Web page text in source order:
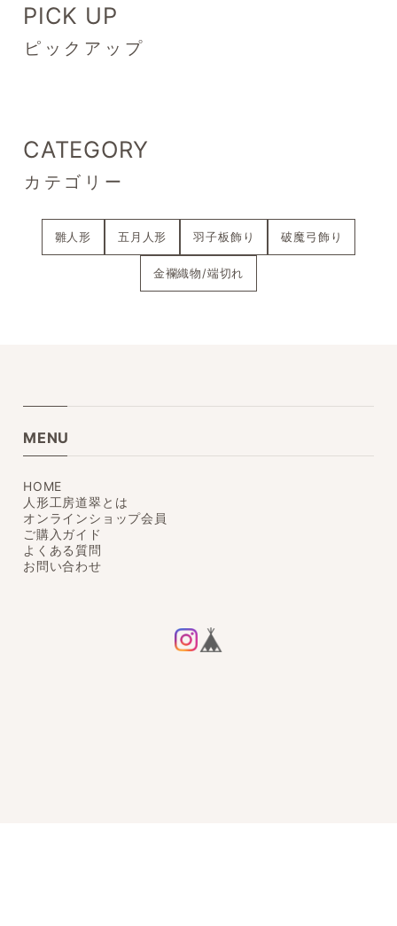
PICK UP
ピックアップ
CATEGORY
カテゴリー
雛人形 五月人形 羽子板飾り 破魔弓飾り
金襴織物/端切れ
MENU
HOME
人形工房道翠とは
オンラインショップ会員
ご購入ガイド
よくある質問
お問い合わせ